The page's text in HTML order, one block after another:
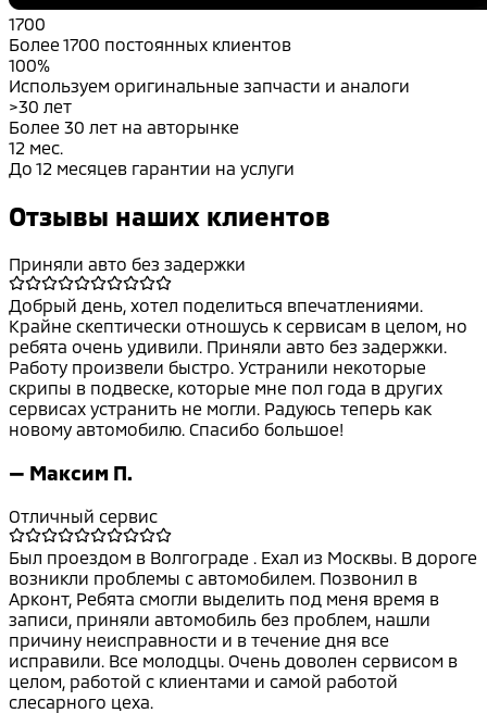
1700
Более 1700 постоянных клиентов
100%
Используем оригинальные запчасти и аналоги
>30 лет
Более 30 лет на авторынке
12 мес.
До 12 месяцев гарантии на услуги
Отзывы наших клиентов
Приняли авто без задержки
Добрый день, хотел поделиться впечатлениями.
Крайне скептически отношусь к сервисам в целом, но
ребята очень удивили. Приняли авто без задержки.
Работу произвели быстро. Устранили некоторые
скрипы в подвеске, которые мне пол года в других
сервисах устранить не могли. Радуюсь теперь как
новому автомобилю. Спасибо большое!
— Максим П.
Отличный сервис
Был проездом в Волгограде . Ехал из Москвы. В дороге
возникли проблемы с автомобилем. Позвонил в
Арконт, Ребята смогли выделить под меня время в
записи, приняли автомобиль без проблем, нашли
причину неисправности и в течение дня все
исправили. Все молодцы. Очень доволен сервисом в
целом, работой с клиентами и самой работой
слесарного цеха.